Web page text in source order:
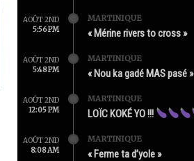
AOÛT 2ND
5:56 PM
MARTINIQUE
« Mérine rivers to cross »
AOÛT 2ND
5:48 PM
MARTINIQUE
« Nou ka gadé MAS pasé »
AOÛT 2ND
12:05 PM
MARTINIQUE
LOÏC KOKÉ YO !!!
AOÛT 2ND
8:08 AM
MARTINIQUE
« Ferme ta d’yole »